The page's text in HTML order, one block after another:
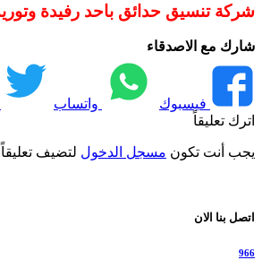
شركة تنسيق حدائق باحد رفيدة
شارك مع الاصدقاء
فيسبوك واتساب
اترك تعليقاً
يجب أنت تكون مسجل الدخول لتضيف
اتصل بنا الان
966